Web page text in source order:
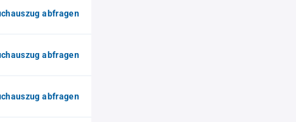
abfragen
abfragen
abfragen